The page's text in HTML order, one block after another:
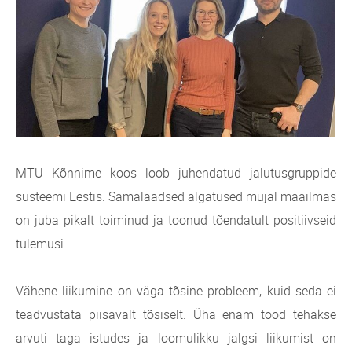
MTÜ Kõnnime koos loob juhendatud jalutusgruppide
süsteemi Eestis. Samalaadsed algatused mujal maailmas
on juba pikalt toiminud ja toonud tõendatult positiivseid
tulemusi.
Vähene liikumine on väga tõsine probleem, kuid seda ei
teadvustata piisavalt tõsiselt. Üha enam tööd tehakse
arvuti taga istudes ja loomulikku jalgsi liikumist on